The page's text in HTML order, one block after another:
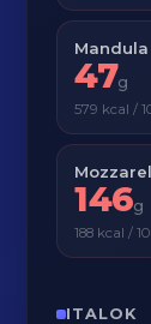
Mandula
47g
579 kcal /
146g
188 kcal /
ITALOK